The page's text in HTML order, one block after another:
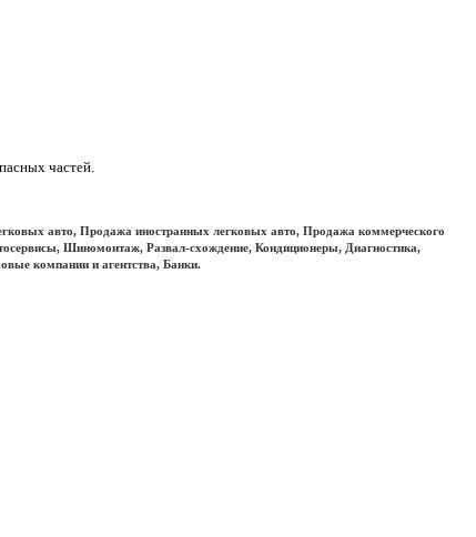
частей.
авто, Продажа иностранных легковых авто, Продажа коммерческого
Шиномонтаж, Развал-схождение, Кондиционеры, Диагностика,
компании и агентства, Банки.